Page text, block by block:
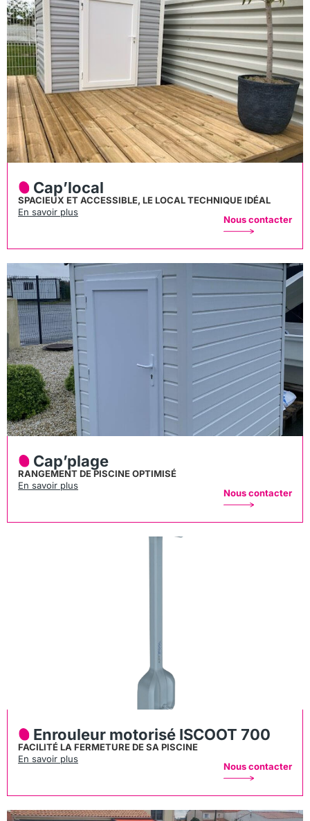
Cap’local
SPACIEUX ET ACCESSIBLE, LE LOCAL TECHNIQUE IDÉAL
En savoir plus
Nous contacter
Cap’plage
RANGEMENT DE PISCINE OPTIMISÉ
En savoir plus
Nous contacter
Enrouleur motorisé ISCOOT 700
FACILITÉ LA FERMETURE DE SA PISCINE
En savoir plus
Nous contacter